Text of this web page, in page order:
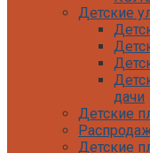
КУБ
для
Детские
дачи
Детские
Детские